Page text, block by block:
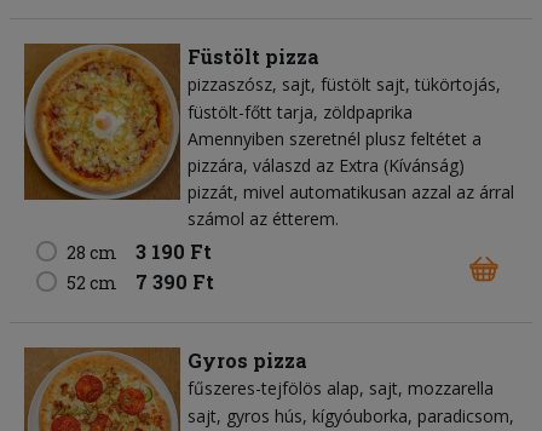
Füstölt pizza
pizzaszósz sajt füstölt sajt tükörtojás
füstölt-főtt tarja zöldpaprika
Amennyiben szeretnél plusz feltétet a
pizzára, válaszd az Extra (Kívánság)
pizzát, mivel automatikusan azzal az árral
számol az étterem.
28 cm
3 190 Ft
52 cm 7 390 Ft
Gyros pizza
fűszeres-tejfölös alap sajt mozzarella
sajt gyros hús kígyóuborka paradicsom